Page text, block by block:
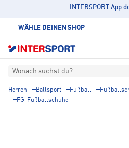
INTERSPORT App
WÄHLE DEINEN SHOP
Wonach suchst du?
Herren Ballsport Fußball
FG-Fußballschuhe